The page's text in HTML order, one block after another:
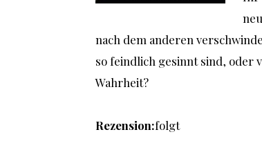
nach dem anderen
so feindlich gesinnt sind, oder
Wahrheit?
Rezension:folgt